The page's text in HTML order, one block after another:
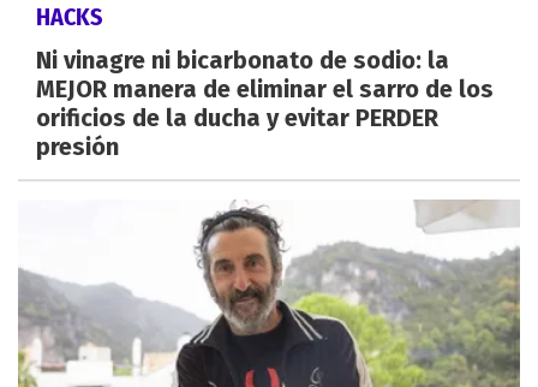
HACKS
Ni vinagre ni bicarbonato de sodio: la
MEJOR manera de eliminar el sarro de los
orificios de la ducha y evitar PERDER
presión